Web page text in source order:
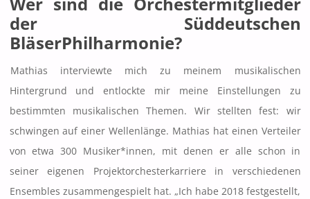
der Süddeutschen
BläserPhilharmonie?
Mathias interviewte mich zu meinem musikalischen
Hintergrund und entlockte mir meine Einstellungen zu
bestimmten musikalischen Themen. Wir stellten fest: wir
schwingen auf einer Wellenlänge. Mathias hat einen Verteiler
von etwa 300 Musiker*innen, mit denen er alle schon in
seiner eigenen Projektorchesterkarriere in verschiedenen
Ensembles zusammengespielt hat. „Ich habe 2018 festgestellt,